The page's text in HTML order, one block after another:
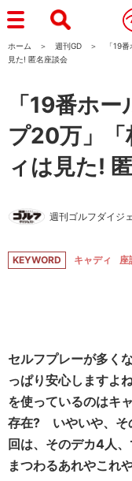
ホーム 週刊GD
「19
見た! 匿名座談会
「19番ホ
プ20万」
ィは見た!
週刊ゴルフダイジ
KEYWORD キャディ 座
セルフプレーが多く
っぱり安心しますよ
を使っているのはキ
存在? いやいや、そ
回は、そのデカ4人
まつわるあれやこれ